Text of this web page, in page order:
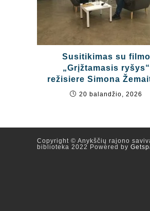
Susitikimas su filmo
„Grįžtamasis ryšys“
režisiere Simona
20 balandžio, 2026
Copyright © Anykščių rajono
biblioteka 2022 Powered by